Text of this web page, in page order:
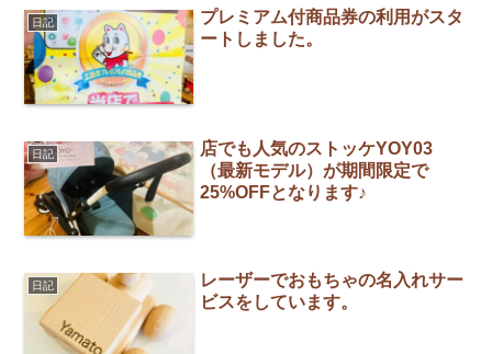
日記
プレミアム付商品券の利用がスタ
ートしました。
日記
店でも人気のストッケYOY03
（最新モデル）が期間限定で
25%OFFとなります♪
日記
レーザーでおもちゃの名入れサー
ビスをしています。